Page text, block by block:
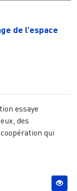
de l’espace
essaye
des
qui